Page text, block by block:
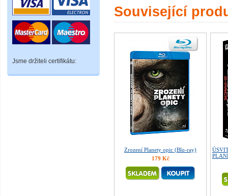
Jsme držiteli certifikátu:
Související
Zrození Planety opic (Blu-ray)
179 Kč